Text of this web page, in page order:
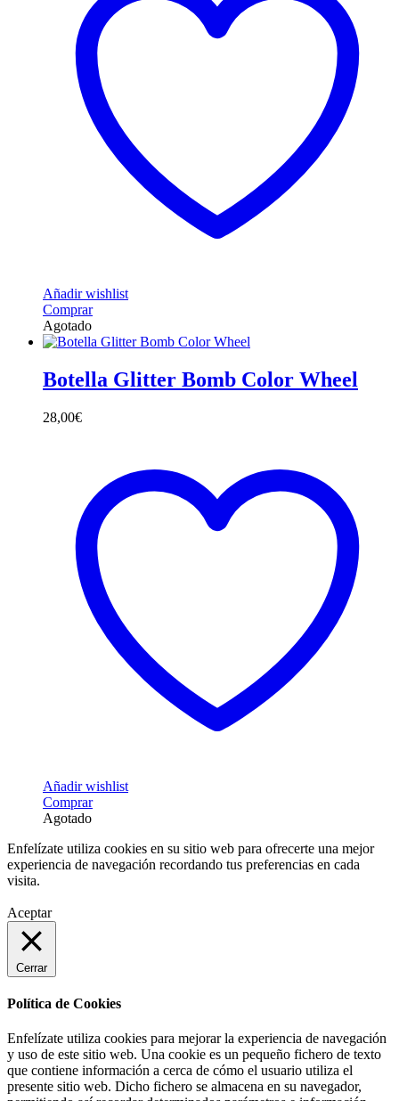
Añadir wishlist
Comprar
Agotado
Botella Glitter Bomb Color Wheel
28,00€
Añadir wishlist
Comprar
Agotado
Enfelízate utiliza cookies en su sitio web para ofrecerte una mejor
experiencia de navegación recordando tus preferencias en cada
visita.
Aceptar
Cerrar
Política de Cookies
Enfelízate utiliza cookies para mejorar la experiencia de navegación
y uso de este sitio web. Una cookie es un pequeño fichero de texto
que contiene información a cerca de cómo el usuario utiliza el
presente sitio web. Dicho fichero se almacena en su navegador,